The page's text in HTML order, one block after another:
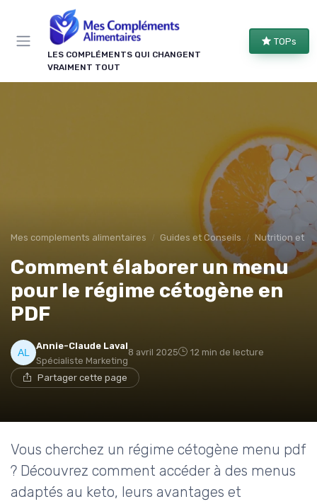
LES COMPLÉMENTS QUI CHANGENT
VRAIMENT TOUT
TOPs
Mes complements alimentaires Guides et Conseils Nutrition et
Comment élaborer un menu
pour le régime cétogène en
PDF
Annie-Claude Laval
Spécialiste Marketing
8 avril 2025 12 min de lecture
Partager cette page
Vous cherchez un régime cétogène menu pdf
? Découvrez comment accéder à des menus
adaptés au keto, leurs avantages et
Panneau de gestion des cookies